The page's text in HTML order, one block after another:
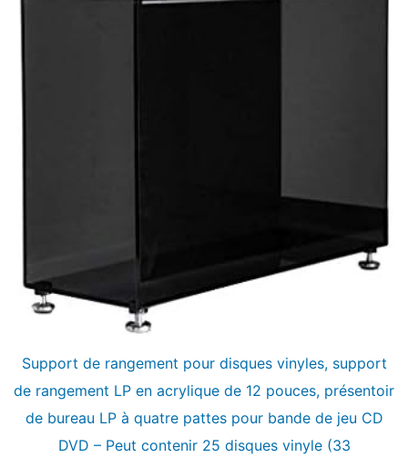
Support de rangement pour disques vinyles, support
de rangement LP en acrylique de 12 pouces, présentoir
de bureau LP à quatre pattes pour bande de jeu CD
DVD – Peut contenir 25 disques vinyle (33